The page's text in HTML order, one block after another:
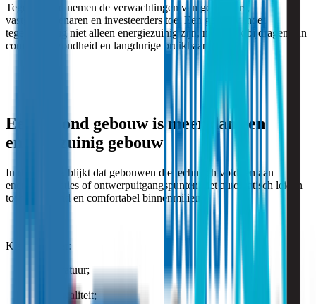
Tegelijkertijd nemen de verwachtingen van gebruikers,
vastgoedeigenaren en investeerders toe. Een gebouw moet
tegenwoordig niet alleen energiezuinig zijn, maar ook bijdragen aan
comfort, gezondheid en langdurige bruikbaarheid.
Een gezond gebouw is meer dan een
energiezuinig gebouw
In de praktijk blijkt dat gebouwen die technisch voldoen aan
energieprestaties of ontwerpuitgangspunten niet automatisch leiden
tot een gezond en comfortabel binnenmilieu.
Klachten over:
temperatuur;
luchtkwaliteit;